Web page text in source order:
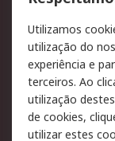
Pagamento e
faturação
Legal
Aviso legal
Utilizamos
utilização do
experiência e
terceiros. Ao
utilização
de cookies,
utilizar estes